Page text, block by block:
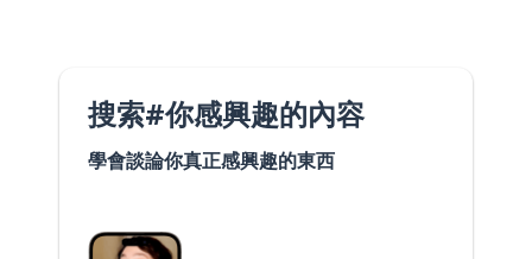
搜索#你感興趣的內容
學會談論你真正感興趣的東西